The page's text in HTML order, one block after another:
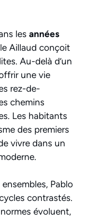
les années
Aillaud conçoit
Au-delà d’un
une vie
rez-de-
chemins
Les habitants
des premiers
vivre dans un
Pablo
contrastés.
évoluent,